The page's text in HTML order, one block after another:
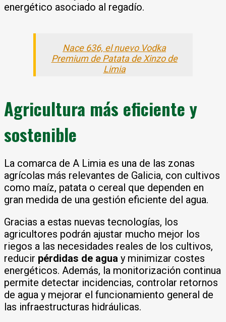
energético asociado al regadío.
Nace 636, el nuevo Vodka
Premium de Patata de Xinzo de
Limia
Agricultura más eficiente y
sostenible
La comarca de A Limia es una de las zonas
agrícolas más relevantes de Galicia, con cultivos
como maíz, patata o cereal que dependen en
gran medida de una gestión eficiente del agua.
Gracias a estas nuevas tecnologías, los
agricultores podrán ajustar mucho mejor los
riegos a las necesidades reales de los cultivos,
reducir pérdidas de agua y minimizar costes
energéticos. Además, la monitorización continua
permite detectar incidencias, controlar retornos
de agua y mejorar el funcionamiento general de
las infraestructuras hidráulicas.